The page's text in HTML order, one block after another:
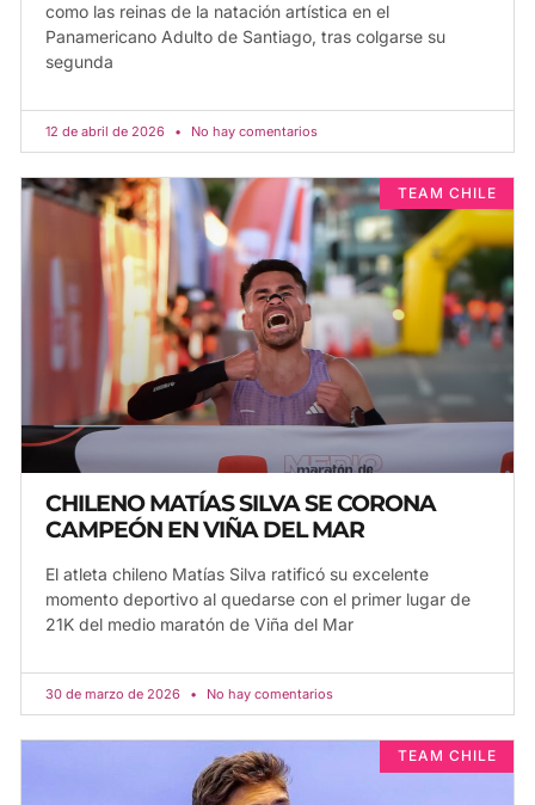
como las reinas de la natación artística en el
Panamericano Adulto de Santiago, tras colgarse su
segunda
12 de abril de 2026 No hay comentarios
TEAM CHILE
CHILENO MATÍAS SILVA SE CORONA
CAMPEÓN EN VIÑA DEL MAR
El atleta chileno Matías Silva ratificó su excelente
momento deportivo al quedarse con el primer lugar de
21K del medio maratón de Viña del Mar
30 de marzo de 2026 No hay comentarios
TEAM CHILE